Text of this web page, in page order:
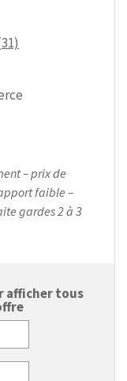
– prix de
faible –
gardes 2 à 3
afficher tous